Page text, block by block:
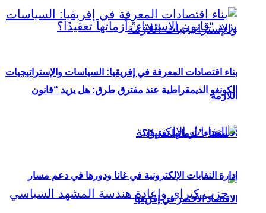
الكونغو الديمقراطية عند مفترق طرق: هل يزيد “قانون
الاستفتاء” أزماتها تعقيدًا؟
بناء اقتصادات المعرفة في إفريقيا: السياسات والإستراتيجيات
اللازمة
إدارة النفايات الإلكترونية في غانا ودورها في دعم مسار
الاقتصاد الأخضر في إفريقيا